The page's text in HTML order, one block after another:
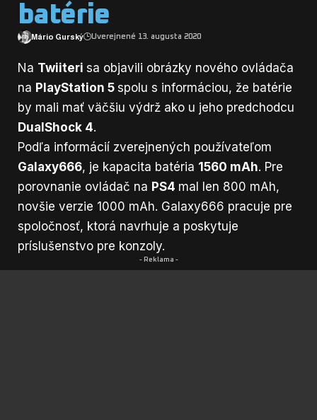
batérie
Mário Gurský Uverejnené 13. augusta 2020
Na Twiiteri sa objavili obrázky nového ovládača
na PlayStation 5 spolu s informáciou, že batérie
by mali mať väčšiu výdrž ako u jeho predchodcu
DualShock 4.
Podľa informácií zverejnených používateľom
Galaxy666, je kapacita batéria 1560 mAh. Pre
porovnanie ovládač na PS4 mal len 800 mAh,
novšie verzie 1000 mAh. Galaxy666 pracuje pre
spoločnosť, ktorá navrhuje a poskytuje
príslušenstvo pre konzoly.
- Reklama -